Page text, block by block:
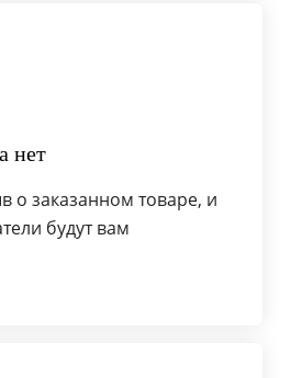
нет
о заказанном товаре, и
будут вам